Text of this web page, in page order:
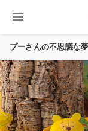
menu
プーさんの不思議な